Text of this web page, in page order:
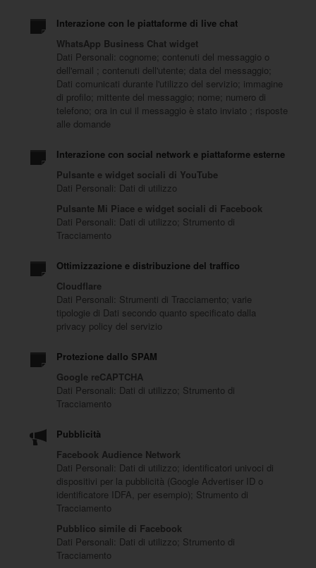
Interazione con le piattaforme di live chat
WhatsApp Business Chat widget
Dati Personali: cognome; contenuti del messaggio o
dell'email ; contenuti dell'utente; data del messaggio;
Dati comunicati durante l'utilizzo del servizio; immagine
di profilo; mittente del messaggio; nome; numero di
telefono; ora in cui il messaggio è stato inviato ; risposte
alle domande
Interazione con social network e piattaforme esterne
Pulsante e widget sociali di YouTube
Dati Personali: Dati di utilizzo
Pulsante Mi Piace e widget sociali di Facebook
Dati Personali: Dati di utilizzo; Strumento di
Tracciamento
Ottimizzazione e distribuzione del traffico
Cloudflare
Dati Personali: Strumenti di Tracciamento; varie
tipologie di Dati secondo quanto specificato dalla
privacy policy del servizio
Protezione dallo SPAM
Google reCAPTCHA
Dati Personali: Dati di utilizzo; Strumento di
Tracciamento
Pubblicità
Facebook Audience Network
Dati Personali: Dati di utilizzo; identificatori univoci di
dispositivi per la pubblicità (Google Advertiser ID o
identificatore IDFA, per esempio); Strumento di
Tracciamento
Pubblico simile di Facebook
Dati Personali: Dati di utilizzo; Strumento di
Tracciamento